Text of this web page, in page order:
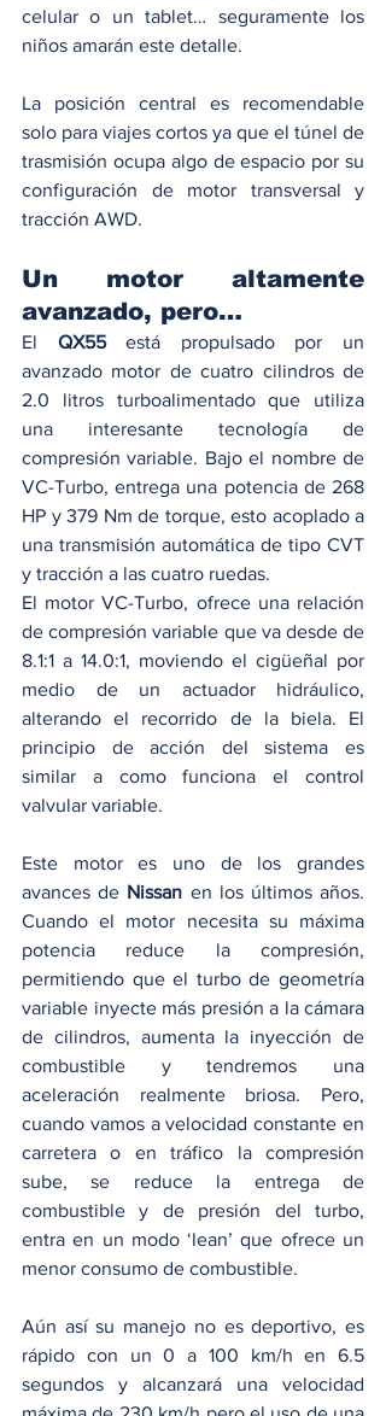
celular o un tablet… seguramente los
niños amarán este detalle.
La posición central es recomendable
solo para viajes cortos ya que el túnel de
trasmisión ocupa algo de espacio por su
configuración de motor transversal y
tracción AWD.
Un motor altamente
avanzado, pero…
El QX55 está propulsado por un
avanzado motor de cuatro cilindros de
2.0 litros turboalimentado que utiliza
una interesante tecnología de
compresión variable. Bajo el nombre de
VC-Turbo, entrega una potencia de 268
HP y 379 Nm de torque, esto acoplado a
una transmisión automática de tipo CVT
y tracción a las cuatro ruedas.
El motor VC-Turbo, ofrece una relación
de compresión variable que va desde de
8.1:1 a 14.0:1, moviendo el cigüeñal por
medio de un actuador hidráulico,
alterando el recorrido de la biela. El
principio de acción del sistema es
similar a como funciona el control
valvular variable.
Este motor es uno de los grandes
avances de Nissan en los últimos años.
Cuando el motor necesita su máxima
potencia reduce la compresión,
permitiendo que el turbo de geometría
variable inyecte más presión a la cámara
de cilindros, aumenta la inyección de
combustible y tendremos una
aceleración realmente briosa. Pero,
cuando vamos a velocidad constante en
carretera o en tráfico la compresión
sube, se reduce la entrega de
combustible y de presión del turbo,
entra en un modo ‘lean’ que ofrece un
menor consumo de combustible.
Aún así su manejo no es deportivo, es
rápido con un 0 a 100 km/h en 6.5
segundos y alcanzará una velocidad